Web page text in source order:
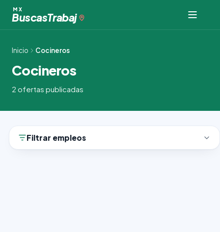
contenido
MX
BuscasTrabaj
Inicio Cocineros
Cocineros
2 ofertas publicadas
Filtrar empleos